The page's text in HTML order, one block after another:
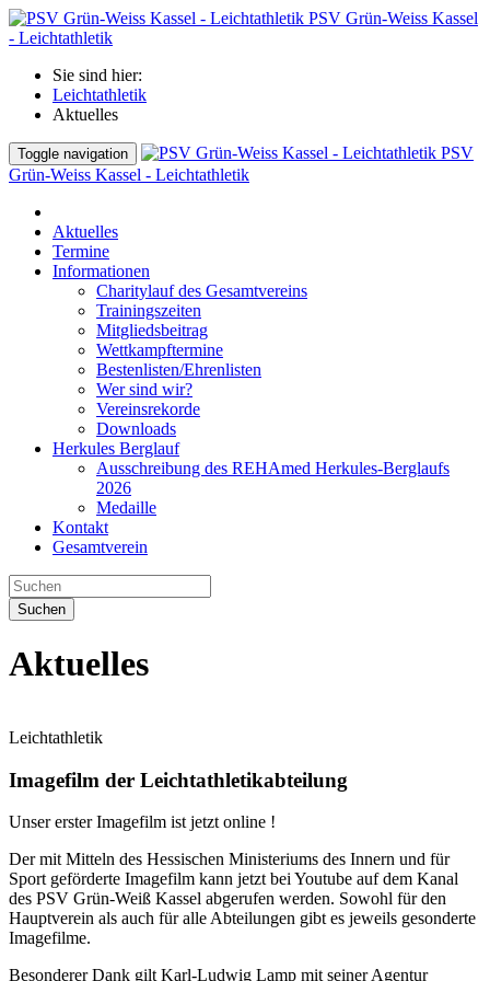
PSV Grün-Weiss Kassel
- Leichtathletik
Sie sind hier:
Leichtathletik
Aktuelles
Toggle navigation
PSV
Grün-Weiss Kassel - Leichtathletik
Aktuelles
Termine
Informationen
Charitylauf des Gesamtvereins
Trainingszeiten
Mitgliedsbeitrag
Wettkampftermine
Bestenlisten/Ehrenlisten
Wer sind wir?
Vereinsrekorde
Downloads
Herkules Berglauf
Ausschreibung des REHAmed Herkules-Berglaufs
2026
Medaille
Kontakt
Gesamtverein
Suchen
Aktuelles
Leichtathletik
Imagefilm der Leichtathletikabteilung
Unser erster Imagefilm ist jetzt online !
Der mit Mitteln des Hessischen Ministeriums des Innern und für
Sport geförderte Imagefilm kann jetzt bei Youtube auf dem Kanal
des PSV Grün-Weiß Kassel abgerufen werden. Sowohl für den
Hauptverein als auch für alle Abteilungen gibt es jeweils gesonderte
Imagefilme.
Besonderer Dank gilt Karl-Ludwig Lamp mit seiner Agentur